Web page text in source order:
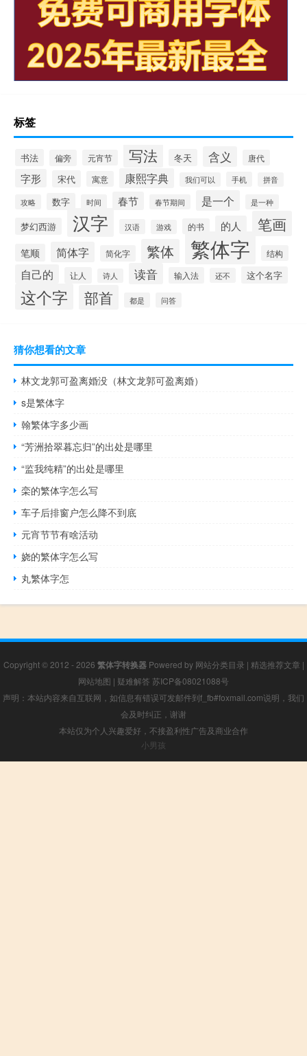
标签
书法 偏旁 元宵节 写法 冬天 含义 唐代
字形 宋代 寓意 康熙字典 我们可以 手机 拼音
攻略 数字 时间 春节 春节期间 是一个 是一种
梦幻西游 汉字 汉语 游戏 的书 的人 笔画
笔顺 简体字 简化字 繁体 繁体字 结构
自己的 让人 诗人 读音 输入法 还不 这个名字
这个字 部首 都是 问答
猜你想看的文章
林文龙郭可盈离婚没（林文龙郭可盈离婚）
s是繁体字
翰繁体字多少画
“芳洲拾翠暮忘归”的出处是哪里
“监我纯精”的出处是哪里
栾的繁体字怎么写
车子后排窗户怎么降不到底
元宵节节有啥活动
娆的繁体字怎么写
丸繁体字怎
Copyright © 2012 - 2026 繁体字转换器Powered by 网站分类目录 | 精选推荐文章 |
网站地图 | 疑难解答 苏ICP备08021088号
声明：本站内容来自互联网，如信息有错误可发邮件到f_fb#foxmail.com说明，我们
会及时纠正，谢谢
本站仅为个人兴趣爱好，不接盈利性广告及商业合作
小男孩